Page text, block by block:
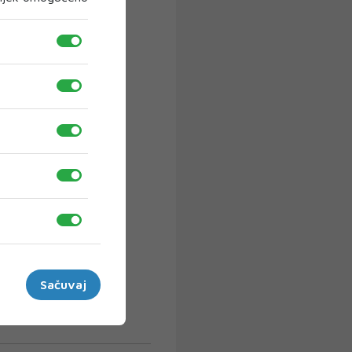
Sačuvaj